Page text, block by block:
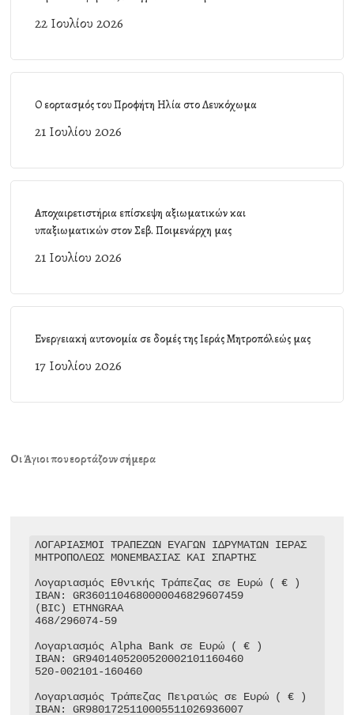
22 Ιουλίου 2026
Ο εορτασμός του Προφήτη Ηλία στο Λευκόχωμα
21 Ιουλίου 2026
Αποχαιρετιστήρια επίσκεψη αξιωματικών και
υπαξιωματικών στον Σεβ. Ποιμενάρχη μας
21 Ιουλίου 2026
Ενεργειακή αυτονομία σε δομές της Ιεράς Μητροπόλεώς μας
17 Ιουλίου 2026
Οι Άγιοι που εορτάζουν σήμερα
ΛΟΓΑΡΙΑΣΜΟΙ ΤΡΑΠΕΖΩΝ ΕΥΑΓΩΝ ΙΔΡΥΜΑΤΩΝ ΙΕΡΑΣ
ΜΗΤΡΟΠΟΛΕΩΣ ΜΟΝΕΜΒΑΣΙΑΣ ΚΑΙ ΣΠΑΡΤΗΣ
Λογαριασμός Εθνικής Τράπεζας σε Ευρώ ( € )
IBAN: GR3601104680000046829607459
(BIC) ETHNGRAA
468/296074-59
Λογαριασμός Alpha Bank σε Ευρώ ( € )
IBAN: GR9401405200520002101160460
520-002101-160460
Λογαριασμός Τράπεζας Πειραιώς σε Ευρώ ( € )
IBAN: GR9801725110005511026936007